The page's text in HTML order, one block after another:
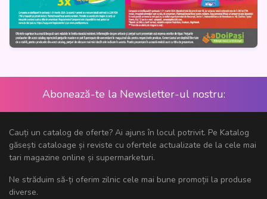
Abonează-te la Newsletter-ul nostru:
Cauți un catalog de oferte? Ai ajuns în locul potrivit. Pe Katalog
găsești cataloage și reviste cu ofertele actualizate de la cele mai
tari magazine online și supermarketuri.
Ne străduim să-ți oferim zilnic cele mai bune promoții la produse
diverse.